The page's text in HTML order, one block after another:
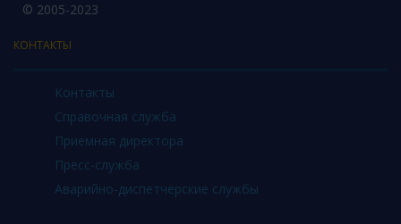
© 2005-2023
КОНТАКТЫ
Контакты
Справочная служба
Приемная директора
Пресс-служба
Аварийно-диспетчерские службы